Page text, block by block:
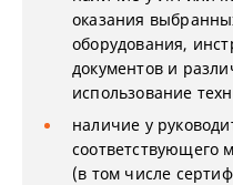
оказания
оборудования,
документов и
использование
наличие у
соответствующего
(в том числе